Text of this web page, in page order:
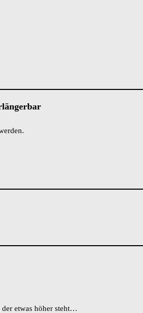
etwas höher steht…